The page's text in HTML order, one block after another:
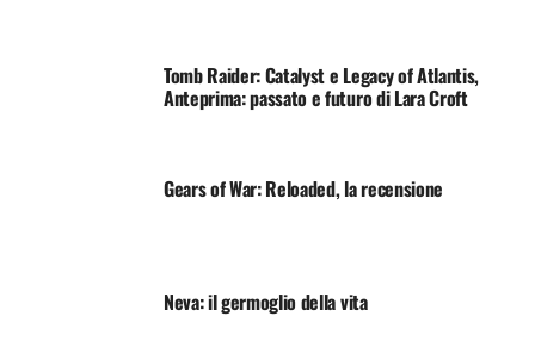
Tomb Raider: Catalyst e Legacy of Atlantis,
Anteprima: passato e futuro di Lara Croft
Gears of War: Reloaded, la recensione
Neva: il germoglio della vita